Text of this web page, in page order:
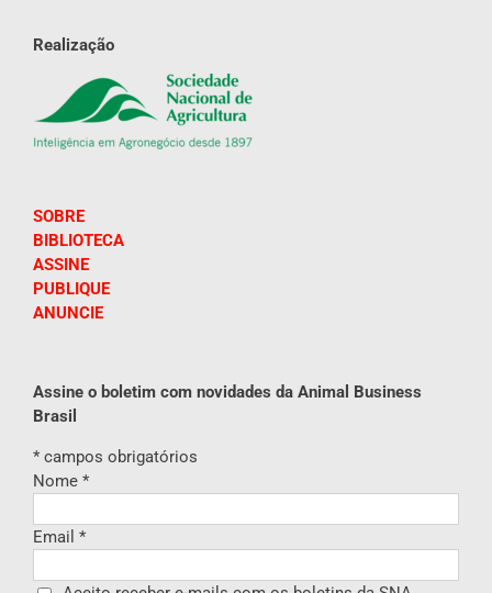
Realização
SOBRE
BIBLIOTECA
ASSINE
PUBLIQUE
ANUNCIE
Assine o boletim com novidades da Animal Business
Brasil
* campos obrigatórios
Nome *
Email *